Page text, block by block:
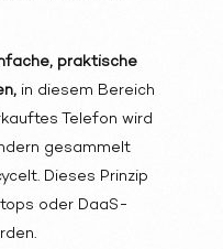
praktische
in diesem Bereich
Telefon wird
gesammelt
Dieses Prinzip
oder DaaS-